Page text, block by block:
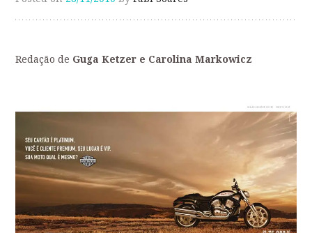
Redação de Guga Ketzer e Carolina Markowicz